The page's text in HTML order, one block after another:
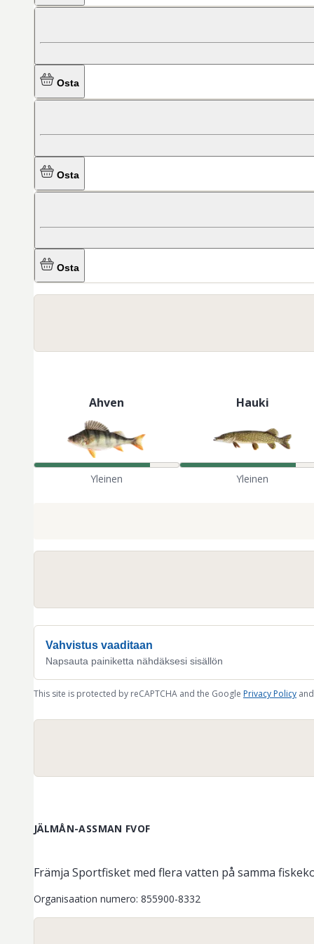
Osta
Osta
Osta
Ahven
Yleinen
Hauki
Yleinen
Vahvistus vaaditaan
Napsauta painiketta nähdäksesi sisällön
This site is protected by reCAPTCHA and the Google Privacy Policy and
JÄLMÅN-ASSMAN FVOF
Främja Sportfisket med flera vatten på samma
Organisaation numero: 855900-8332